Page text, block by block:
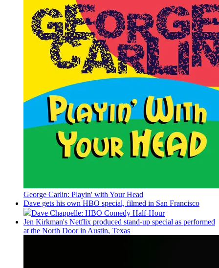
George Carlin: Playin' with Your Head
Dave gets his own HBO special, filmed in San Francisco
Dave Chappelle: HBO Comedy Half-Hour
Jen Kirkman's Netflix produced stand-up special as performed
at the North Door in Austin, Texas